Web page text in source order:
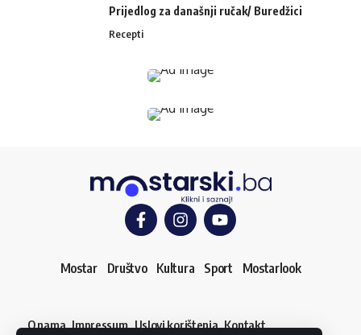
Prijedlog za današnji ručak/ Buredžici
Recepti
Mostar Društvo Kultura Sport Mostarlook
O nama Impressum Uslovi korištenja Kontakt